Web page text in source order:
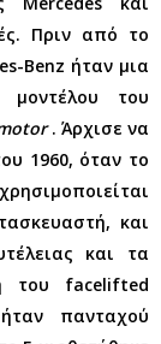
Πριν από το
Benz ήταν μια
μοντέλου του
. Άρχισε να
1960, όταν το
και
και τα
του facelifted
πανταχού